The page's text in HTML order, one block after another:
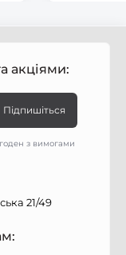
акціями:
Підпишіться
з вимогами
21/49